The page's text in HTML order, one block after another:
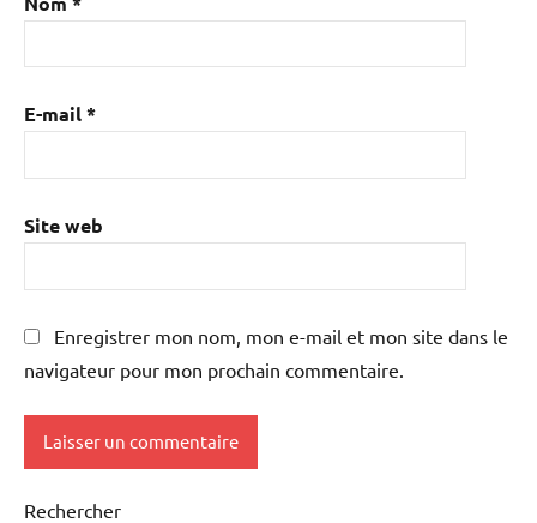
E-mail*
Site web
Enregistrer mon nom, mon e-mail et mon site dans le
navigateur pour mon prochain commentaire.
Rechercher